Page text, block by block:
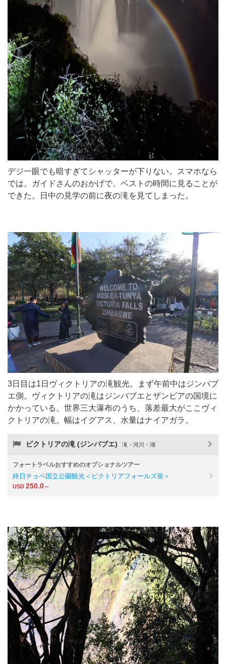
デジ一眼でも暗すぎてシャッターが下りない。スマホなら
では。ガイドさんのおかげで、ベストの時間に見ることが
できた。日中の見学の前に夜の滝を見てしまった。
3日目は1日ヴィクトリアの滝観光。まず午前中はジンバブ
エ側。ヴィクトリアの滝はジンバブエとザンビアの国境に
かかっている。世界三大瀑布のうち、落差最大がここヴィ
クトリアの滝。幅はイグアス、水量はナイアガラ。
ビクトリアの滝 (ジンバブエ) 滝・河川・湖
フォートラベルおすすめのオプショナルツアー
終日チョベ国立公園観光＜ビクトリアフォールズ発＞
USD 250.0～